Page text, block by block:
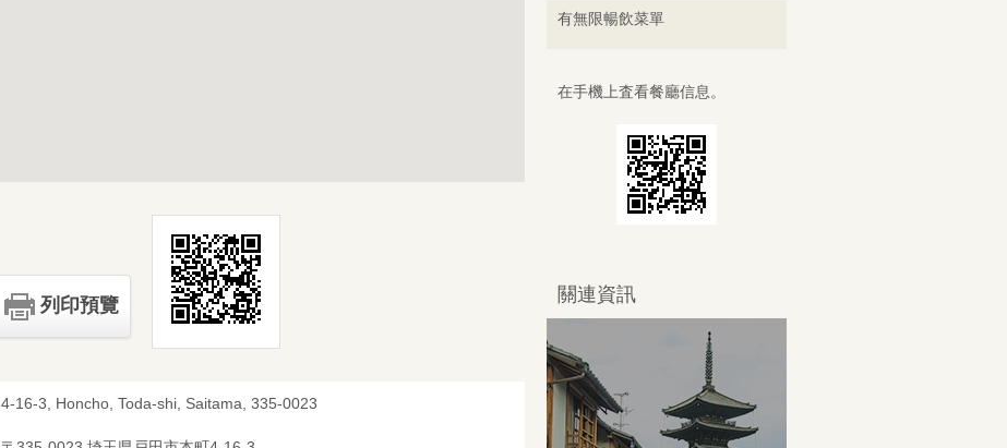
列印預覽
4-16-3, Honcho, Toda-shi, Saitama, 335-0023
有無限暢飲菜單
在手機上査看餐廳信息。
關連資訊